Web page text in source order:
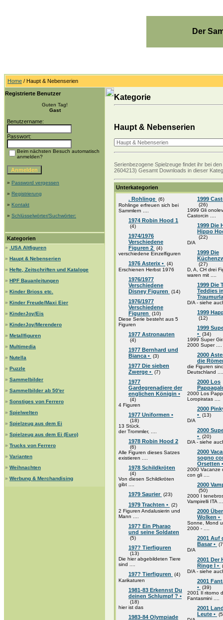
Der
Home / Haupt & Nebenserien
Registrierte Benutzer
Guten Tag!
Gast
Benutzername:
Passwort:
Beim nächsten Besuch automatisch
anmelden?
» Password vergessen
» Registrierung
» Kontakt
» Schlüsselwörter/Suchwörter:
Kategorien
»
.USA Altfiguren
» Haupt & Nebenserien
» Hefte, Zeitschriften und Kataloge
» HPF Bauanleitungen
» Kinder Brioss etc.
» Kinder Freude/Maxi Eier
» KinderJoy/Eis
» KinderJoy/Merendero
» Metallfiguren
» Multimedia
» Nutella
» Puzzle
» Sammelbilder
» Sammelbilder ab 50'er
» Sonstiges von Ferrero
» Spielwelten
» Spielzeug aus dem Ei
» Spielzeug aus dem Ei (Euro)
» Trucks von Ferrero
» Varianten
» Weihnachten
» Werbung & Merchandising
Kategorie
Haupt & Nebenserien
Serienbezogene Spielzeuge findet ihr bei
2604213) Gesamt Downloads in dieser
Unterkategorien
. Rohlinge (6)
Rohlinge erfreuen sich bei
Sammlern ....
1974 Robin Hood 1
(4)
1974/1976
Verschiedene
Figuren 2 (4)
verschiedene Einzelfiguren
1976 Asterix • (4)
Erschienen Herbst 1976
1976/1977
Verschiedene
Disney Figuren
(14)
1976/1977
Verschiedene
Figuren
(10)
Diese Serie besteht aus 5
Figuren
1977 Astronauten
(4)
1977 Bernhard und
Bianca • (3)
1977 Die sieben
Zwerge • (7)
1977
Gardegrenadiere der
englichen Königin •
(4)
4 Figuren
1977 Uniformen •
(18)
13 Stück.
der Trommler, ....
1978 Robin Hood 2
(6)
Alle Figuren dieses Satzes
existieren ....
1978 Schildkröten
(4)
Von diesen Schildkröten
gibt ....
1979 Saurier (23)
1979 Trachten • (2)
2 Figuren Andalusierin und
Mann ....
197? Ein Pharao
und seine Soldaten
(5)
197? Tierfiguren
(13)
Die hier abgebildeten Tiere
sind ....
197? Tierfiguren
(4)
Karikaturen
1981-83 Erkennst Du
deinen Schlumpf ? •
(18)
hier ist das
1983-84 Olympiade
1999
(26)
1999 Gli
Castorcin ....
1999 Die
Hippo
(22)
D/A
1999 Die
(27)
D, A, CH drei
waren mit ....
1999 Die
Teddies
D/A - siehe
1999
(12)
1999
• (34)
1999 Super
2000 Super ....
2000
die
die Figuren
Deutschland ....
2000 Los
2000 Los
Loropiratas ....
2000
• (13)
D/A
2000
• (20)
D/A - siehe
2000
sogno
Orsetten
2000 Vacanze
con gli ....
2000
(50)
2000 I
Vampirelli ITA
2000
Wolken •
Sonne, Mond
2000 - ....
2001 Auf
Basar •
D/A
2001 Der
Ringe I •
D/A - siehe
2001
• (39)
2001 Il ritorno
Fantasmini ....
2001
Leute •